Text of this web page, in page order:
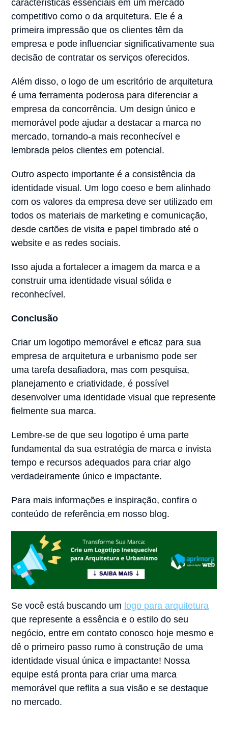
características essenciais em um mercado
competitivo como o da arquitetura. Ele é a
primeira impressão que os clientes têm da
empresa e pode influenciar significativamente sua
decisão de contratar os serviços oferecidos.
Além disso, o logo de um escritório de arquitetura
é uma ferramenta poderosa para diferenciar a
empresa da concorrência. Um design único e
memorável pode ajudar a destacar a marca no
mercado, tornando-a mais reconhecível e
lembrada pelos clientes em potencial.
Outro aspecto importante é a consistência da
identidade visual. Um logo coeso e bem alinhado
com os valores da empresa deve ser utilizado em
todos os materiais de marketing e comunicação,
desde cartões de visita e papel timbrado até o
website e as redes sociais.
Isso ajuda a fortalecer a imagem da marca e a
construir uma identidade visual sólida e
reconhecível.
Conclusão
Criar um logotipo memorável e eficaz para sua
empresa de arquitetura e urbanismo pode ser
uma tarefa desafiadora, mas com pesquisa,
planejamento e criatividade, é possível
desenvolver uma identidade visual que represente
fielmente sua marca.
Lembre-se de que seu logotipo é uma parte
fundamental da sua estratégia de marca e invista
tempo e recursos adequados para criar algo
verdadeiramente único e impactante.
Para mais informações e inspiração, confira o
conteúdo de referência em nosso blog.
Se você está buscando um logo para arquitetura
que represente a essência e o estilo do seu
negócio, entre em contato conosco hoje mesmo e
dê o primeiro passo rumo à construção de uma
identidade visual única e impactante! Nossa
equipe está pronta para criar uma marca
memorável que reflita a sua visão e se destaque
no mercado.